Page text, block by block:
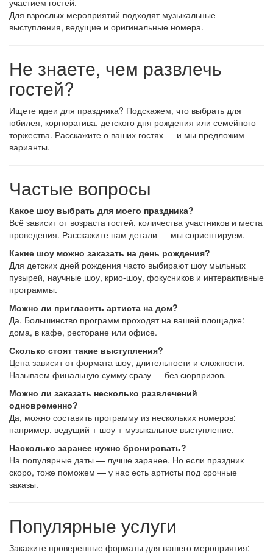
Для взрослых мероприятий подходят музыкальные
выступления, ведущие и оригинальные номера.
Не знаете, чем развлечь
гостей?
Ищете идеи для праздника? Подскажем, что выбрать для
юбилея, корпоратива, детского дня рождения или семейного
торжества. Расскажите о ваших гостях — и мы предложим
варианты.
Частые вопросы
Какое шоу выбрать для моего праздника?
Всё зависит от возраста гостей, количества участников и места
проведения. Расскажите нам детали — мы сориентируем.
Какие шоу можно заказать на день рождения?
Для детских дней рождения часто выбирают шоу мыльных
пузырей, научные шоу, крио-шоу, фокусников и интерактивные
программы.
Можно ли пригласить артиста на дом?
Да. Большинство программ проходят на вашей площадке:
дома, в кафе, ресторане или офисе.
Сколько стоят такие выступления?
Цена зависит от формата шоу, длительности и сложности.
Называем финальную сумму сразу — без сюрпризов.
Можно ли заказать несколько развлечений
одновременно?
Да, можно составить программу из нескольких номеров:
например, ведущий + шоу + музыкальное выступление.
Насколько заранее нужно бронировать?
На популярные даты — лучше заранее. Но если праздник
скоро, тоже поможем — у нас есть артисты под срочные
заказы.
Популярные услуги
Закажите проверенные форматы для вашего мероприятия: